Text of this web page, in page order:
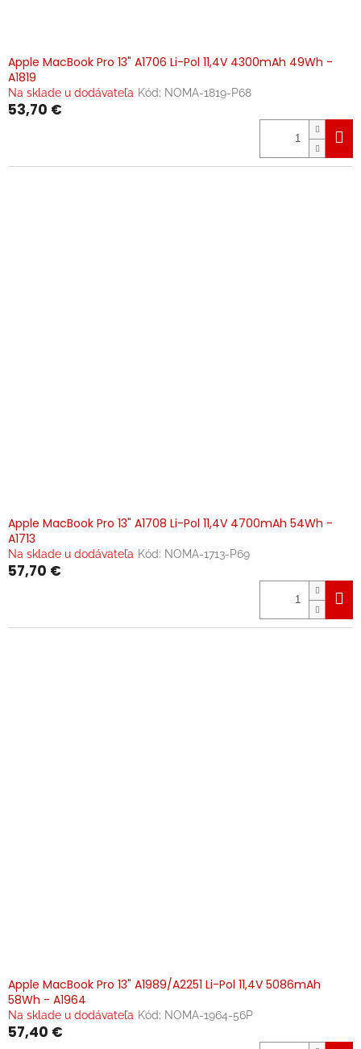
Apple MacBook Pro 13" A1706 Li-Pol 11,4V 4300mAh 49Wh -
A1819
Na sklade u dodávateľa Kód: NOMA-1819-P68
53,70 €
Apple MacBook Pro 13" A1708 Li-Pol 11,4V 4700mAh 54Wh -
A1713
Na sklade u dodávateľa Kód: NOMA-1713-P69
57,70 €
Apple MacBook Pro 13" A1989/A2251 Li-Pol 11,4V 5086mAh
58Wh - A1964
Na sklade u dodávateľa Kód: NOMA-1964-56P
57,40 €